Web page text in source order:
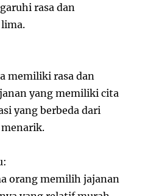
rasa dan
memiliki rasa dan
yang memiliki cita
yang berbeda dari
orang memilih jajanan